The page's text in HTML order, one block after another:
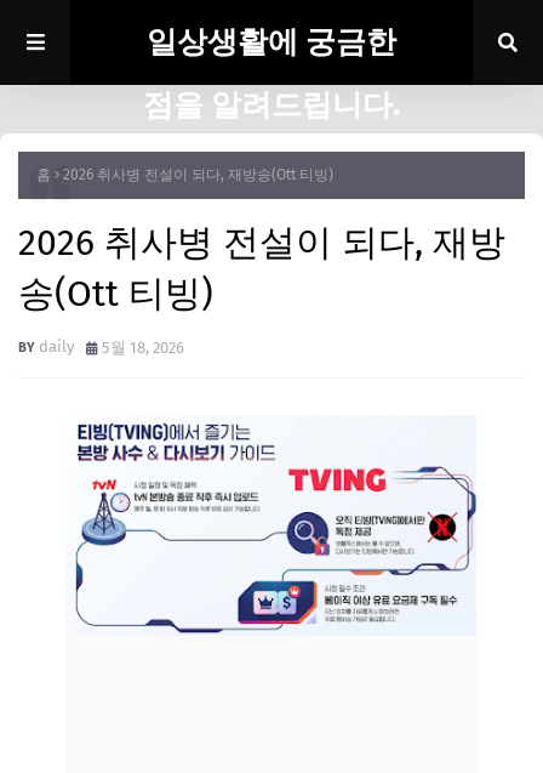
일상생활에 궁금한
점을 알려드립니다.
홈 2026 취사병 전설이 되다, 재방송(Ott 티빙)
2026 취사병 전설이 되다, 재방
송(Ott 티빙)
daily 5월 18, 2026